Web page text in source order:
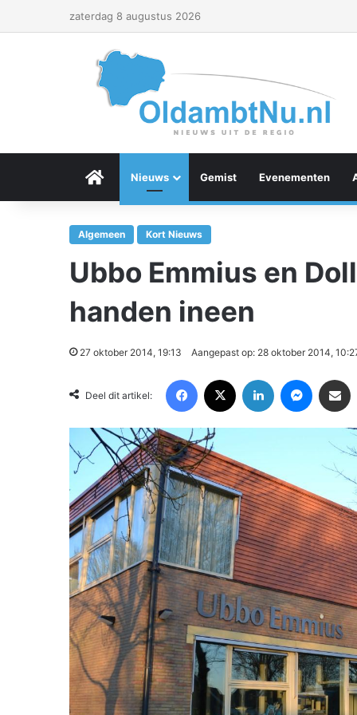
zaterdag 8 augustus 2026
Menu Item
Nieuws Gemist Evenementen
Algemeen Kort Nieuws
Ubbo Emmius en
handen ineen
27 oktober 2014, 19:13 Aangepast op: 28 oktober 2014,
Deel dit artikel: